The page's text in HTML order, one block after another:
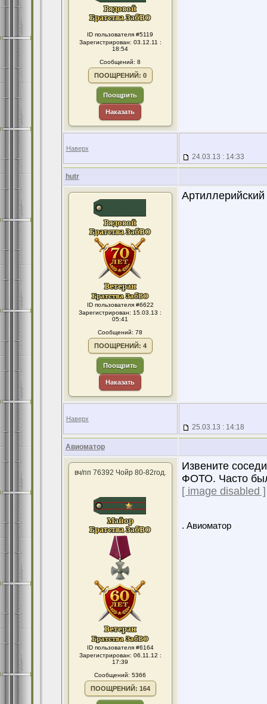
ID пользователя #5119
Зарегистрирован: 03.12.11 :
18:54
Сообщений: 8
ПООЩРЕНИЙ: 0
Поощрить
Наказать
Наверх
24.03.13 : 14:33
hutr
ID пользователя #6622
Зарегистрирован: 15.03.13 :
05:41
Сообщений: 78
ПООЩРЕНИЙ: 4
Поощрить
Наказать
Артиллерийский
Наверх
25.03.13 : 14:18
Авиоматор
вч/пп 76392 Чойр 80-82год.
ID пользователя #6164
Зарегистрирован: 06.11.12 :
17:39
Сообщений: 5366
ПООЩРЕНИЙ: 164
Извените
ФОТО. Часто
[ image disabled ]
. Авиоматор